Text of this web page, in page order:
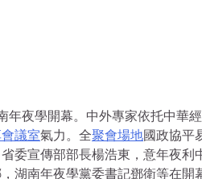
年夜學開幕。中外專家依托中華
議室氣力。全聚會場地國政協平
委宣傳部部長楊浩東，意年夜利
湖南年夜學黨委書記鄧衛等在開